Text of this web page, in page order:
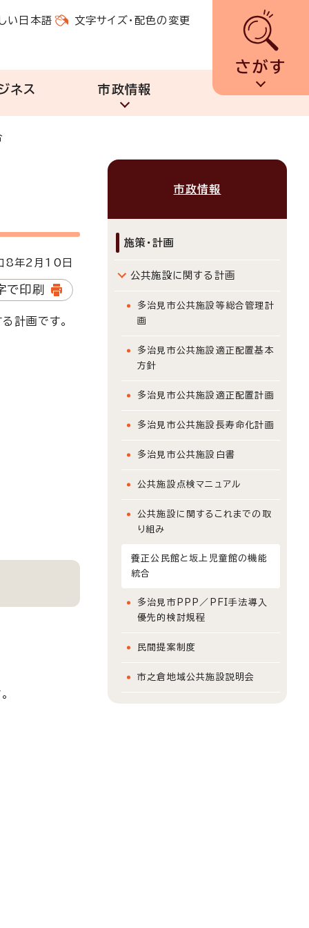
い日本語 文字サイズ・配色の変更
さがす
ネス 市政情報
年2月10日
で印刷
計画です。
市政情報
施策・計画
公共施設に関する計画
多治見市公共施設等総合管理計
画
多治見市公共施設適正配置基本
方針
多治見市公共施設適正配置計画
多治見市公共施設長寿命化計画
多治見市公共施設白書
公共施設点検マニュアル
公共施設に関するこれまでの取
り組み
養正公民館と坂上児童館の機能
統合
多治見市PPP／PFI手法導入
優先的検討規程
民間提案制度
市之倉地域公共施設説明会